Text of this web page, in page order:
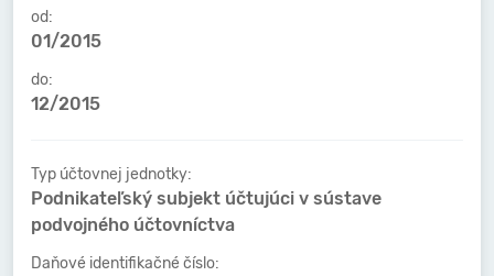
od:
01/2015
do:
12/2015
Typ účtovnej jednotky:
Podnikateľský subjekt účtujúci v sústave
podvojného účtovníctva
Daňové identifikačné číslo: